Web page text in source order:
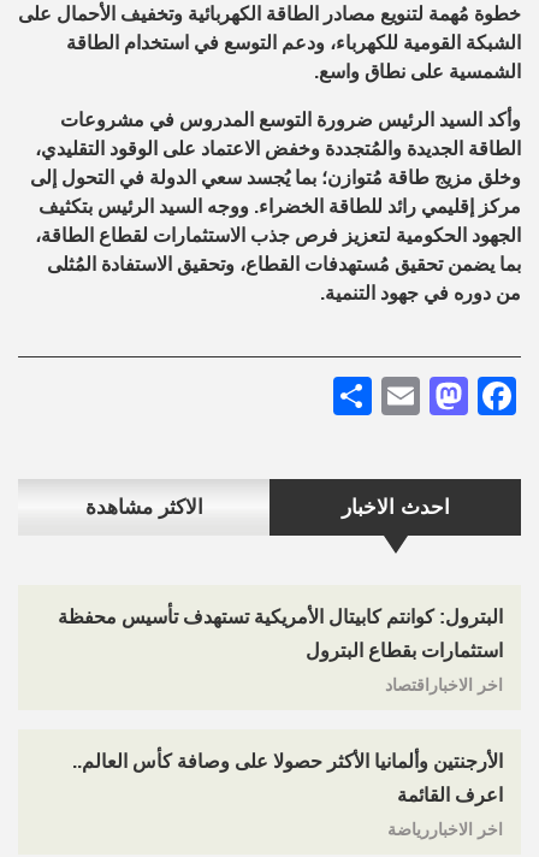
احدث الاخبار الاكثر مشاهدة
البترول: كوانتم كابيتال الأمريكية تستهدف تأسيس محفظة
استثمارات بقطاع البترول
اخر الاخباراقتصاد
الأرجنتين وألمانيا الأكثر حصولا على وصافة كأس العالم..
اعرف القائمة
اخر الاخباررياضة
خطوة مُهمة لتنويع مصادر الطاقة الكهربائية وتخفيف الأحمال على
الشبكة القومية للكهرباء، ودعم التوسع في استخدام الطاقة
الشمسية على نطاق واسع.
وأكد السيد الرئيس ضرورة التوسع المدروس في مشروعات
الطاقة الجديدة والمُتجددة وخفض الاعتماد على الوقود التقليدي،
وخلق مزيج طاقة مُتوازن؛ بما يُجسد سعي الدولة في التحول إلى
مركز إقليمي رائد للطاقة الخضراء. ووجه السيد الرئيس بتكثيف
الجهود الحكومية لتعزيز فرص جذب الاستثمارات لقطاع الطاقة،
بما يضمن تحقيق مُستهدفات القطاع، وتحقيق الاستفادة المُثلى
من دوره في جهود التنمية.
Facebook
Mastodon
Email